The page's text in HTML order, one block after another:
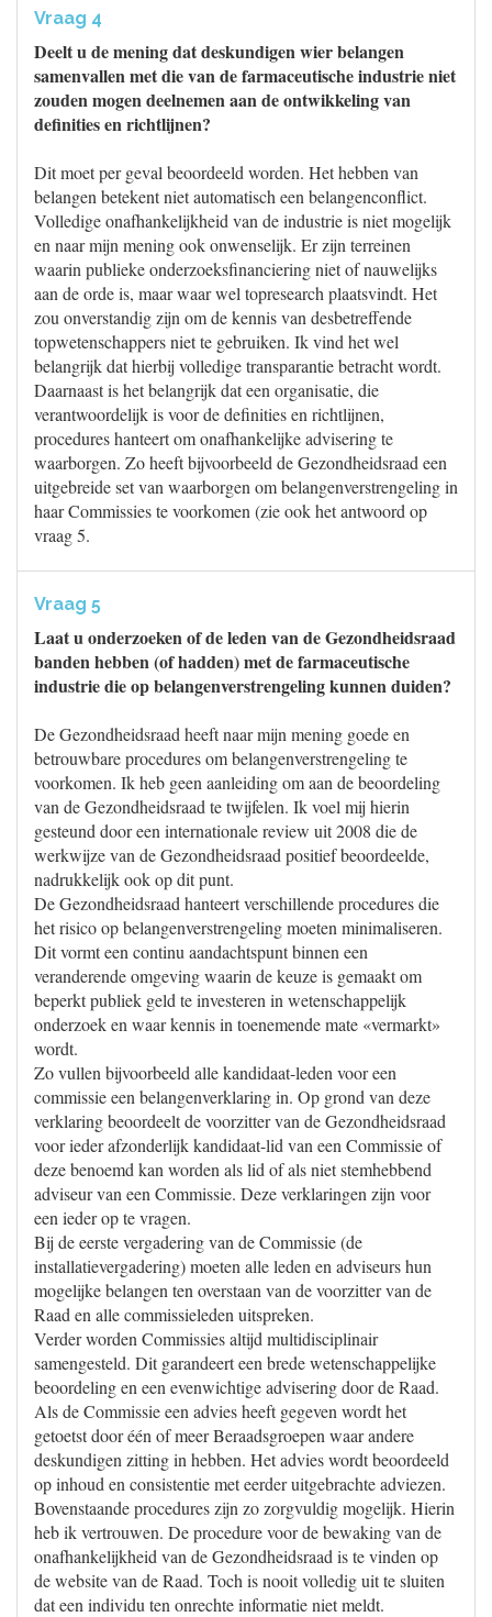
Vraag 4
Deelt u de mening dat deskundigen wier belangen
samenvallen met die van de farmaceutische industrie niet
zouden mogen deelnemen aan de ontwikkeling van
definities en richtlijnen?
Dit moet per geval beoordeeld worden. Het hebben van
belangen betekent niet automatisch een belangenconflict.
Volledige onafhankelijkheid van de industrie is niet mogelijk
en naar mijn mening ook onwenselijk. Er zijn terreinen
waarin publieke onderzoeksfinanciering niet of nauwelijks
aan de orde is, maar waar wel topresearch plaatsvindt. Het
zou onverstandig zijn om de kennis van desbetreffende
topwetenschappers niet te gebruiken. Ik vind het wel
belangrijk dat hierbij volledige transparantie betracht wordt.
Daarnaast is het belangrijk dat een organisatie, die
verantwoordelijk is voor de definities en richtlijnen,
procedures hanteert om onafhankelijke advisering te
waarborgen. Zo heeft bijvoorbeeld de Gezondheidsraad een
uitgebreide set van waarborgen om belangenverstrengeling in
haar Commissies te voorkomen (zie ook het antwoord op
vraag 5.
Vraag 5
Laat u onderzoeken of de leden van de Gezondheidsraad
banden hebben (of hadden) met de farmaceutische
industrie die op belangenverstrengeling kunnen duiden?
De Gezondheidsraad heeft naar mijn mening goede en
betrouwbare procedures om belangenverstrengeling te
voorkomen. Ik heb geen aanleiding om aan de beoordeling
van de Gezondheidsraad te twijfelen. Ik voel mij hierin
gesteund door een internationale review uit 2008 die de
werkwijze van de Gezondheidsraad positief beoordeelde,
nadrukkelijk ook op dit punt.
De Gezondheidsraad hanteert verschillende procedures die
het risico op belangenverstrengeling moeten minimaliseren.
Dit vormt een continu aandachtspunt binnen een
veranderende omgeving waarin de keuze is gemaakt om
beperkt publiek geld te investeren in wetenschappelijk
onderzoek en waar kennis in toenemende mate «vermarkt»
wordt.
Zo vullen bijvoorbeeld alle kandidaat-leden voor een
commissie een belangenverklaring in. Op grond van deze
verklaring beoordeelt de voorzitter van de Gezondheidsraad
voor ieder afzonderlijk kandidaat-lid van een Commissie of
deze benoemd kan worden als lid of als niet stemhebbend
adviseur van een Commissie. Deze verklaringen zijn voor
een ieder op te vragen.
Bij de eerste vergadering van de Commissie (de
installatievergadering) moeten alle leden en adviseurs hun
mogelijke belangen ten overstaan van de voorzitter van de
Raad en alle commissieleden uitspreken.
Verder worden Commissies altijd multidisciplinair
samengesteld. Dit garandeert een brede wetenschappelijke
beoordeling en een evenwichtige advisering door de Raad.
Als de Commissie een advies heeft gegeven wordt het
getoetst door één of meer Beraadsgroepen waar andere
deskundigen zitting in hebben. Het advies wordt beoordeeld
op inhoud en consistentie met eerder uitgebrachte adviezen.
Bovenstaande procedures zijn zo zorgvuldig mogelijk. Hierin
heb ik vertrouwen. De procedure voor de bewaking van de
onafhankelijkheid van de Gezondheidsraad is te vinden op
de website van de Raad. Toch is nooit volledig uit te sluiten
dat een individu ten onrechte informatie niet meldt.